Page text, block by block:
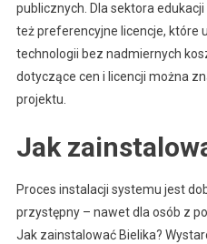
publicznych. Dla sektora
też preferencyjne licencje, które
technologii bez nadmiernych
dotyczące cen i licencji można
projektu.
Jak
Proces instalacji systemu jest
przystępny – nawet dla osób z
Jak zainstalować Bielika?